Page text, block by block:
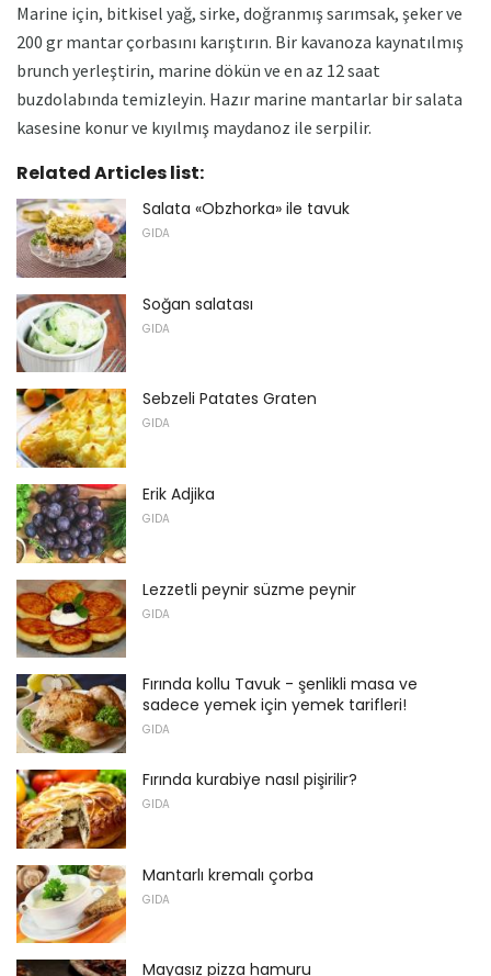
Marine için, bitkisel yağ, sirke, doğranmış sarımsak, şeker ve
200 gr mantar çorbasını karıştırın. Bir kavanoza kaynatılmış
brunch yerleştirin, marine dökün ve en az 12 saat
buzdolabında temizleyin. Hazır marine mantarlar bir salata
kasesine konur ve kıyılmış maydanoz ile serpilir.
Related Articles list:
Salata «Obzhorka» ile tavuk
GIDA
Soğan salatası
GIDA
Sebzeli Patates Graten
GIDA
Erik Adjika
GIDA
Lezzetli peynir süzme peynir
GIDA
Fırında kollu Tavuk - şenlikli masa ve
sadece yemek için yemek tarifleri!
GIDA
Fırında kurabiye nasıl pişirilir?
GIDA
Mantarlı kremalı çorba
GIDA
Mayasız pizza hamuru